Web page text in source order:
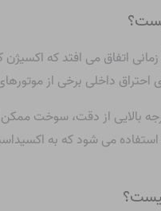
زمانی اتفاق می افتد که
احتراق داخلی برخی از
بالایی از دقت، سوخت ممکن
می شود که به